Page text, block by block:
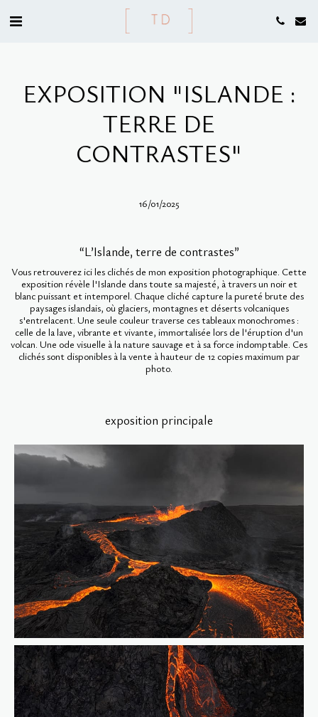
EXPOSITION "ISLANDE :
TERRE DE
CONTRASTES"
16/01/2025
“L’Islande, terre de contrastes”
Vous retrouverez ici les clichés de mon exposition photographique. Cette
exposition révèle l'Islande dans toute sa majesté, à travers un noir et
blanc puissant et intemporel. Chaque cliché capture la pureté brute des
paysages islandais, où glaciers, montagnes et déserts volcaniques
s'entrelacent. Une seule couleur traverse ces tableaux monochromes :
celle de la lave, vibrante et vivante, immortalisée lors de l'éruption d'un
volcan. Une ode visuelle à la nature sauvage et à sa force indomptable. Ces
clichés sont disponibles à la vente à hauteur de 12 copies maximum par
photo.
exposition principale